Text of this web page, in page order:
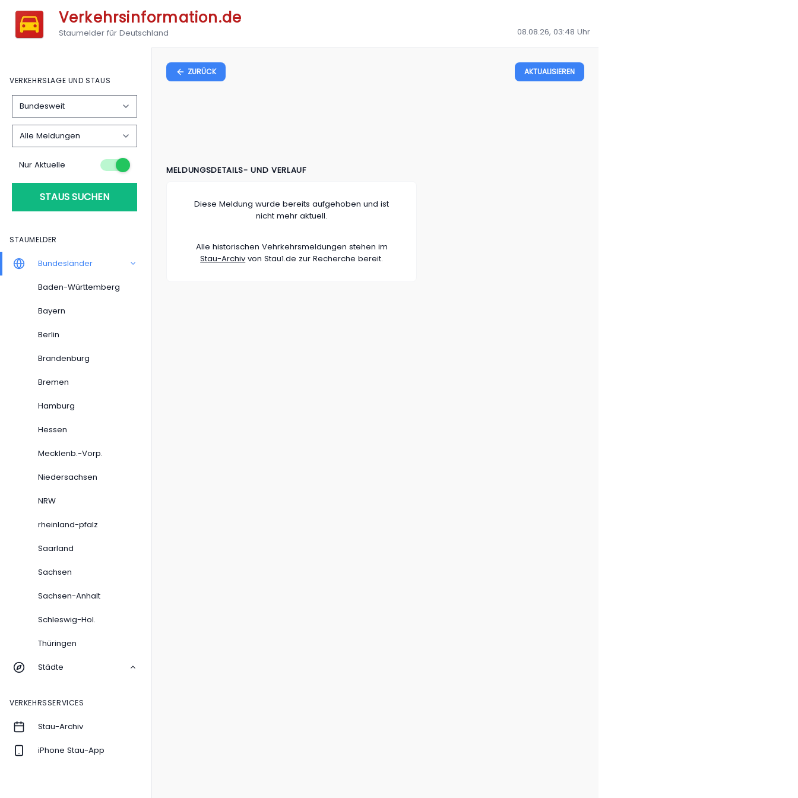
Verkehrsinformation.de
Staumelder für Deutschland 08.08.26, 03:48 Uhr
VERKEHRSLAGE UND STAUS
Nur Aktuelle
STAUS SUCHEN
STAUMELDER
Bundesländer
Baden-Württemberg
Bayern
Berlin
Brandenburg
Bremen
Hamburg
Hessen
Mecklenb.-Vorp.
Niedersachsen
NRW
rheinland-pfalz
Saarland
Sachsen
Sachsen-Anhalt
Schleswig-Hol.
Thüringen
Städte
VERKEHRSSERVICES
Stau-Archiv
iPhone Stau-App
ZURÜCK AKTUALISIEREN
MELDUNGSDETAILS- UND VERLAUF
Diese Meldung wurde bereits aufgehoben und ist
nicht mehr aktuell.
Alle historischen Vehrkehrsmeldungen stehen im
Stau-Archiv von Stau1.de zur Recherche bereit.